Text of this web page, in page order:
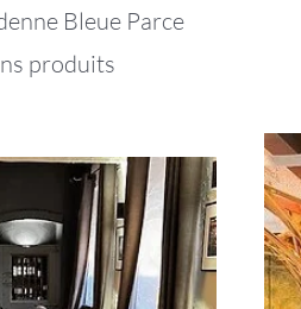
Bleue Parce
produits